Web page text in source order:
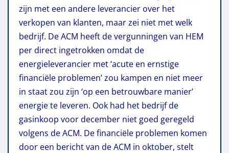
zijn met een andere leverancier over het
verkopen van klanten, maar zei niet met welk
bedrijf. De ACM heeft de vergunningen van HEM
per direct ingetrokken omdat de
energieleverancier met ‘acute en ernstige
financiële problemen’ zou kampen en niet meer
in staat zou zijn ‘op een betrouwbare manier’
energie te leveren. Ook had het bedrijf de
gasinkoop voor december niet goed geregeld
volgens de ACM. De financiële problemen komen
door een bericht van de ACM in oktober, stelt